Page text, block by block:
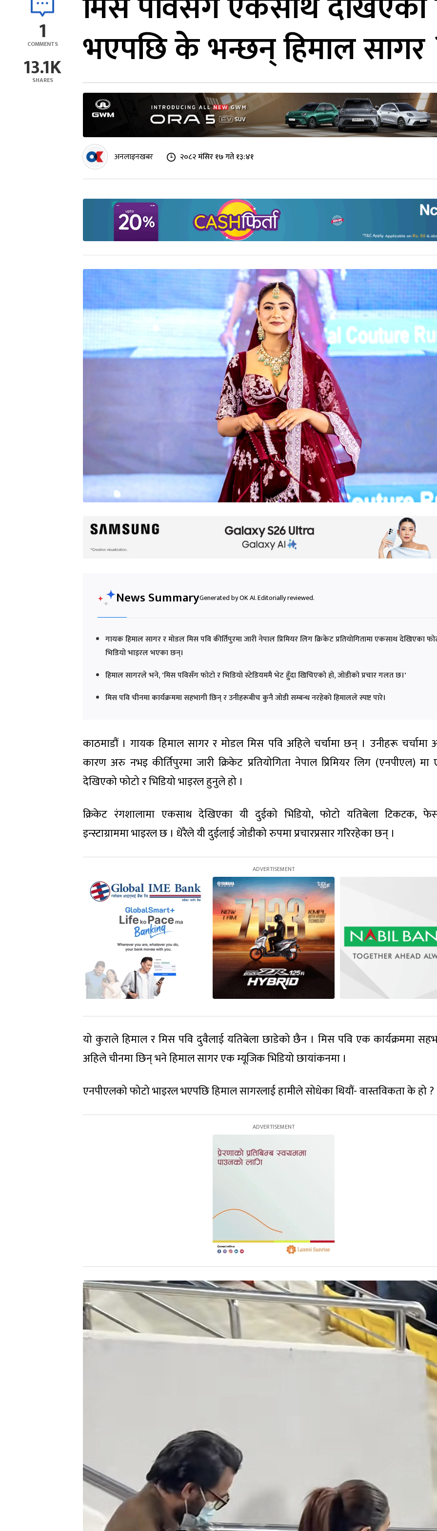
1
COMMENTS
13.1K
SHARES
भएपछि के भन्छन् हिमाल सागर
अनलाइनखबर २०८२ मंसिर १७ गते १३:४१
News SummaryGenerated by OK AI. Editorially reviewed.
गायक हिमाल सागर र मोडल मिस पवि कीर्तिपुरमा जारी नेपाल प्रिमियर लिग क्रिकेट प्रतियोगितामा एकसाथ देखिएका
भिडियो भाइरल भएका छन्।
हिमाल सागरले भने, 'मिस पविसँग फोटो र भिडियो स्टेडियममै भेट हुँदा खिचिएको हो, जोडीको प्रचार गलत छ।'
मिस पवि चीनमा कार्यक्रममा सहभागी छिन् र उनीहरूबीच कुनै जोडी सम्बन्ध नरहेको हिमालले स्पष्ट पारे।
काठमाडौं । गायक हिमाल सागर र मोडल मिस पवि अहिले चर्चामा छन् । उनीहरू
कारण अरु नभइ कीर्तिपुरमा जारी क्रिकेट प्रतियोगिता नेपाल प्रिमियर लिग (एनपीएल)
देखिएको फोटो र भिडियो भाइरल हुनुले हो ।
क्रिकेट रंगशालामा एकसाथ देखिएका यी दुईको भिडियो, फोटो यतिबेला टिकटक,
इन्स्टाग्राममा भाइरल छ । धेरैले यी दुईलाई जोडीको रुपमा प्रचारप्रसार गरिरहेका छन् ।
यो कुराले हिमाल र मिस पवि दुवैलाई यतिबेला छाडेको छैन । मिस पवि एक कार्यक्रममा
अहिले चीनमा छिन् भने हिमाल सागर एक म्यूजिक भिडियो छायांकनमा ।
एनपीएलको फोटो भाइरल भएपछि हिमाल सागरलाई हामीले सोधेका थियौं- वास्तविकता के हो ?